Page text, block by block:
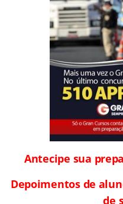
Antecipe sua
Depoimentos de
de